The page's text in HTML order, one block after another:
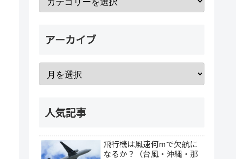
アーカイブ
人気記事
飛行機は風速何mで欠航に
なるか？（台風・沖縄・那